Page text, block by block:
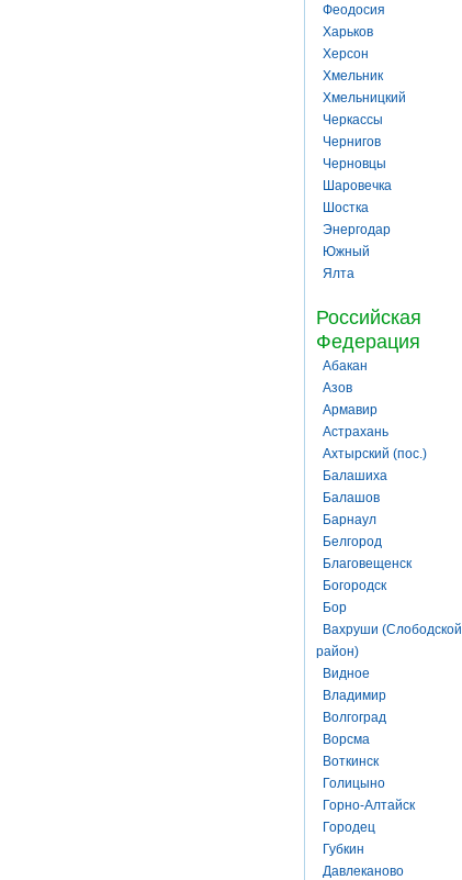
Феодосия
Харьков
Херсон
Хмельник
Хмельницкий
Черкассы
Чернигов
Черновцы
Шаровечка
Шостка
Энергодар
Южный
Ялта
Российская
Федерация
Абакан
Азов
Армавир
Астрахань
Ахтырский (пос.)
Балашиха
Балашов
Барнаул
Белгород
Благовещенск
Богородск
Бор
Вахруши (Слободской
район)
Видное
Владимир
Волгоград
Ворсма
Воткинск
Голицыно
Горно-Алтайск
Городец
Губкин
Давлеканово